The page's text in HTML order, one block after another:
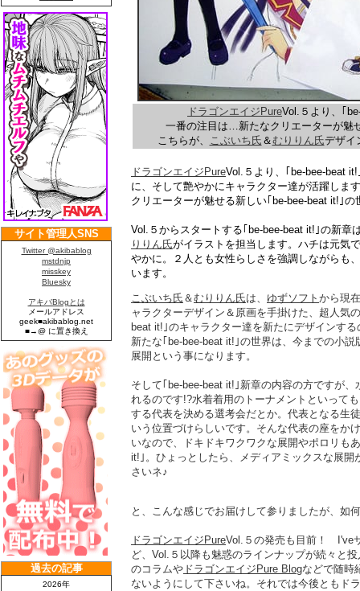
ドラゴンエイジPureVol.５より、｢
一番の注目は…新たなクリエーターが魅
こちらが、 こぶいち氏 ＆むりりん氏デザイ
ドラゴンエイジPureVol.５より、｢be-bee-beat
に、そして艶やかにキャラクター達が活躍しま
クリエーターが魅せる新しい｢be-bee-beat it!｣の
Vol.５からスタートする｢be-bee-beat it!｣の新章
りりん氏がイラストを担当します。ハチは元気
やかに。２人とも女性らしさを強調しながらも
います。
こぶいち氏 ＆むりりん氏は、 ゆずソフト から現
ャラクターデザイン＆原画を手掛けた、超人気
beat it!｣のキャラクター達を新たにデザインす
新たな｢be-bee-beat it!｣の世界は、今までの小
展開という事になります。
そして｢be-bee-beat it!｣新章の内容の方ですが
れるのです!?水着着用のトーナメントといって
する代表を決める選考会だとか。代表となる生
いう位置づけらしいです。そんな代表の座をか
いなので、ドキドキワクワクな展開やポロリも
it!｣。ひょっとしたら、メディアミックスな展
さいネ♪
と、こんな感じでお届けして参りましたが、如
ドラゴンエイジPureVol.５の発売も目前！ I've
ど、Vol.５以降も魅惑のラインナップが続々と
のコラムや ドラゴンエイジPure Blogなどで随時
ないようにして下さいね。それでは今後ともド